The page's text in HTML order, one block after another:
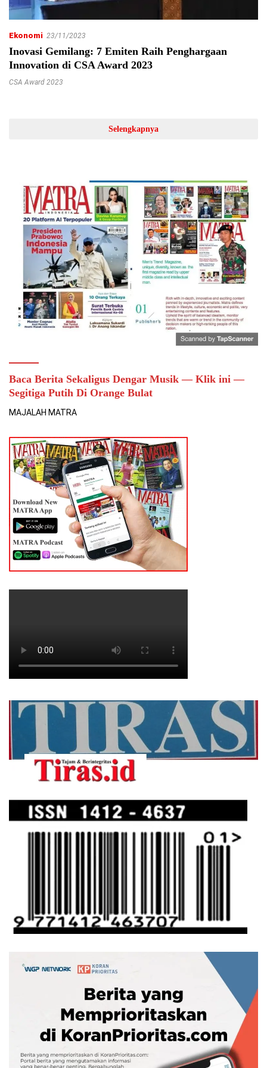
Ekonomi 23/11/2023
Inovasi Gemilang: 7 Emiten Raih Penghargaan
Innovation di CSA Award 2023
CSA Award 2023
Selengkapnya
Baca Berita Sekaligus Dengar Musik — Klik ini —
Segitiga Putih Di Orange Bulat
MAJALAH MATRA